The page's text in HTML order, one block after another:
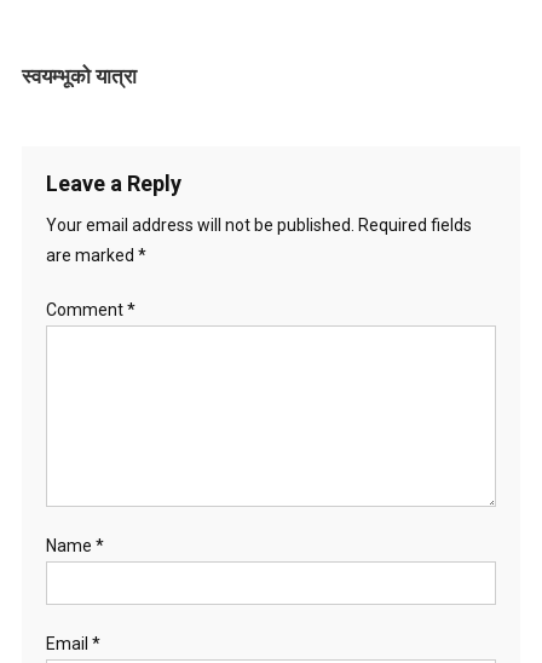
a
स्वयम्भूको यात्रा
Leave a Reply
Your email address will not be published.
Required fields
are marked *
Comment*
Name *
Email *